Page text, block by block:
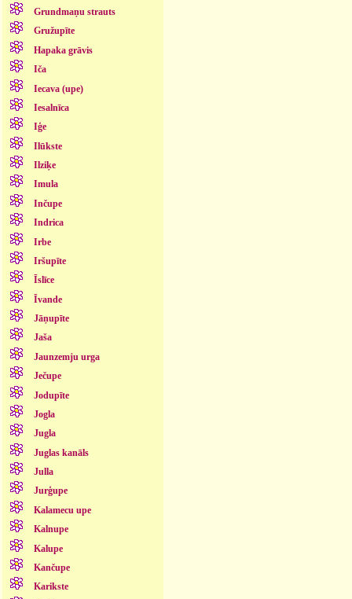
Grundmaņu strauts
Gružupīte
Hapaka grāvis
Iča
Iecava (upe)
Iesalnīca
Iģe
Ilūkste
Ilziķe
Imula
Inčupe
Indrica
Irbe
Iršupīte
Īslīce
Īvande
Jāņupīte
Jaša
Jaunzemju urga
Ječupe
Jodupīte
Jogla
Jugla
Juglas kanāls
Julla
Jurģupe
Kalamecu upe
Kalnupe
Kalupe
Kančupe
Karikste